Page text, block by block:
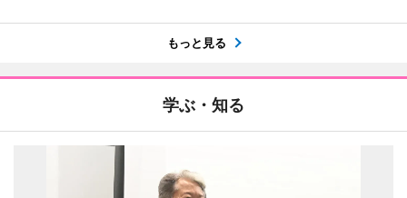
もっと見る
学ぶ・知る